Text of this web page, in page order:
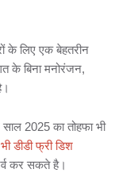
के लिए एक बेहतरीन
के बिना मनोरंजन,
2025 का तोहफा भी
डीडी फ्री डिश
कर सकते है।